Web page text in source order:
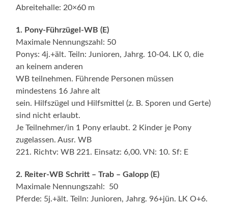
Abreitehalle: 20×60 m
1. Pony-Führzügel-WB (E)
Maximale Nennungszahl: 50
Ponys: 4j.+ält. Teiln: Junioren, Jahrg. 10-04. LK 0, die
an keinem anderen
WB teilnehmen. Führende Personen müssen
mindestens 16 Jahre alt
sein. Hilfszügel und Hilfsmittel (z. B. Sporen und Gerte)
sind nicht erlaubt.
Je Teilnehmer/in 1 Pony erlaubt. 2 Kinder je Pony
zugelassen. Ausr. WB
221. Richtv: WB 221. Einsatz: 6,00. VN: 10. Sf: E
2. Reiter-WB Schritt – Trab – Galopp (E)
Maximale Nennungszahl: 50
Pferde: 5j.+ält. Teiln: Junioren, Jahrg. 96+jün. LK O+6.